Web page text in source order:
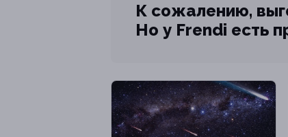
К сожалению,
Но у Frendi есть